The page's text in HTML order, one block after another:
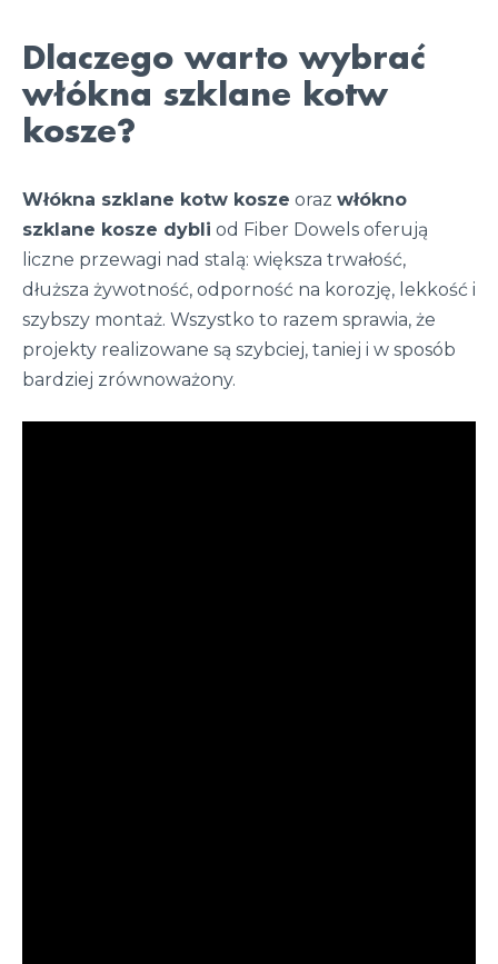
Dlaczego warto wybrać
włókna szklane kotw
kosze?
Włókna szklane kotw kosze oraz włókno
szklane kosze dybli od Fiber Dowels oferują
liczne przewagi nad stalą: większa trwałość,
dłuższa żywotność, odporność na korozję, lekkość i
szybszy montaż. Wszystko to razem sprawia, że
projekty realizowane są szybciej, taniej i w sposób
bardziej zrównoważony.